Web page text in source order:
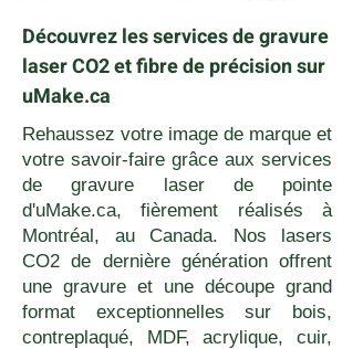
Découvrez les services de gravure
laser CO2 et fibre de précision sur
uMake.ca
Rehaussez votre image de marque et
votre savoir-faire grâce aux services
de gravure laser de pointe
d'uMake.ca, fièrement réalisés à
Montréal, au Canada. Nos lasers
CO2 de dernière génération offrent
une gravure et une découpe grand
format exceptionnelles sur bois,
contreplaqué, MDF, acrylique, cuir,